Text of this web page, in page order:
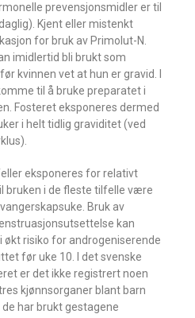
prevensjonsmidler er til
Kjent eller mistenkt
for bruk av Primolut-N.
imidlertid bli brukt som
kvinnen vet at hun er gravid. I
til å bruke preparatet i
Fosteret eksponeres dermed
i helt tidlig graviditet (ved
eksponeres for relativt
bruken i de fleste tilfelle være
Bruk av
kan
økt risiko for androgeniserende
før uke 10. I det svenske
er det ikke registrert noen
kjønnsorganer blant barn
har brukt gestagene